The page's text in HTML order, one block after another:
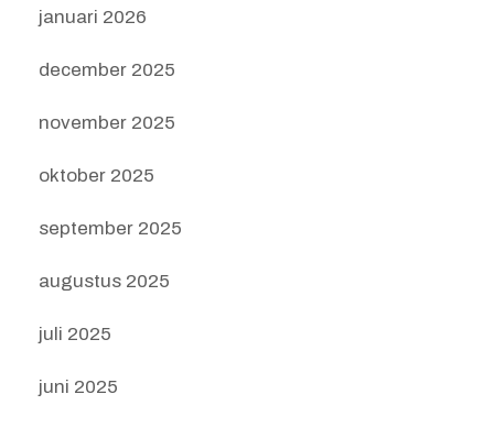
januari 2026
december 2025
november 2025
oktober 2025
september 2025
augustus 2025
juli 2025
juni 2025